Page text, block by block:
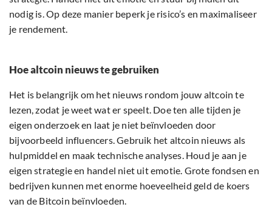
nodig is. Op deze manier beperk je risico’s en maximaliseer
je rendement.
Hoe altcoin nieuws te gebruiken
Het is belangrijk om het nieuws rondom jouw altcoin te
lezen, zodat je weet wat er speelt. Doe ten alle tijden je
eigen onderzoek en laat je niet beïnvloeden door
bijvoorbeeld influencers. Gebruik het altcoin nieuws als
hulpmiddel en maak technische analyses. Houd je aan je
eigen strategie en handel niet uit emotie. Grote fondsen en
bedrijven kunnen met enorme hoeveelheid geld de koers
van de Bitcoin beïnvloeden.